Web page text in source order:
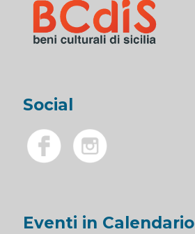
Social
Eventi in Calendario